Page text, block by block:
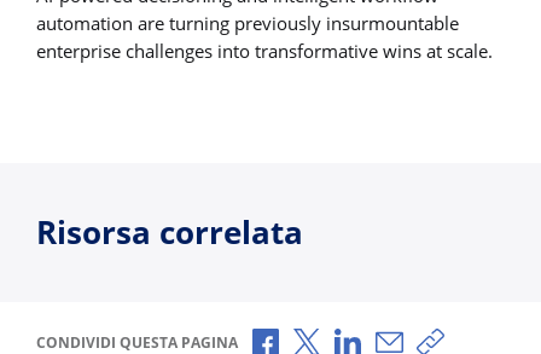
automation are turning previously insurmountable
enterprise challenges into transformative wins at scale.
Risorsa correlata
CONDIVIDI QUESTA PAGINA Condividi via Facebook
Condividi via X
Condividi via
Condividi via e-
Copia link